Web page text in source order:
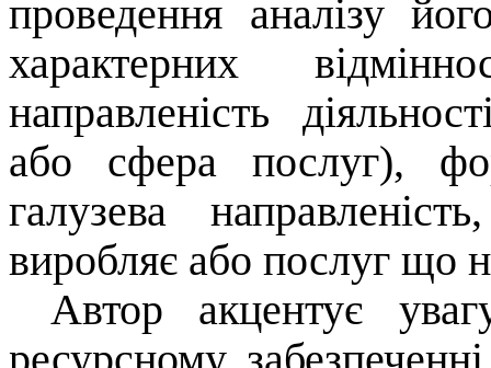
проведення аналізу
характерних
направленість
або сфера послуг),
галузева
виробляє або послуг що
Автор акцентує